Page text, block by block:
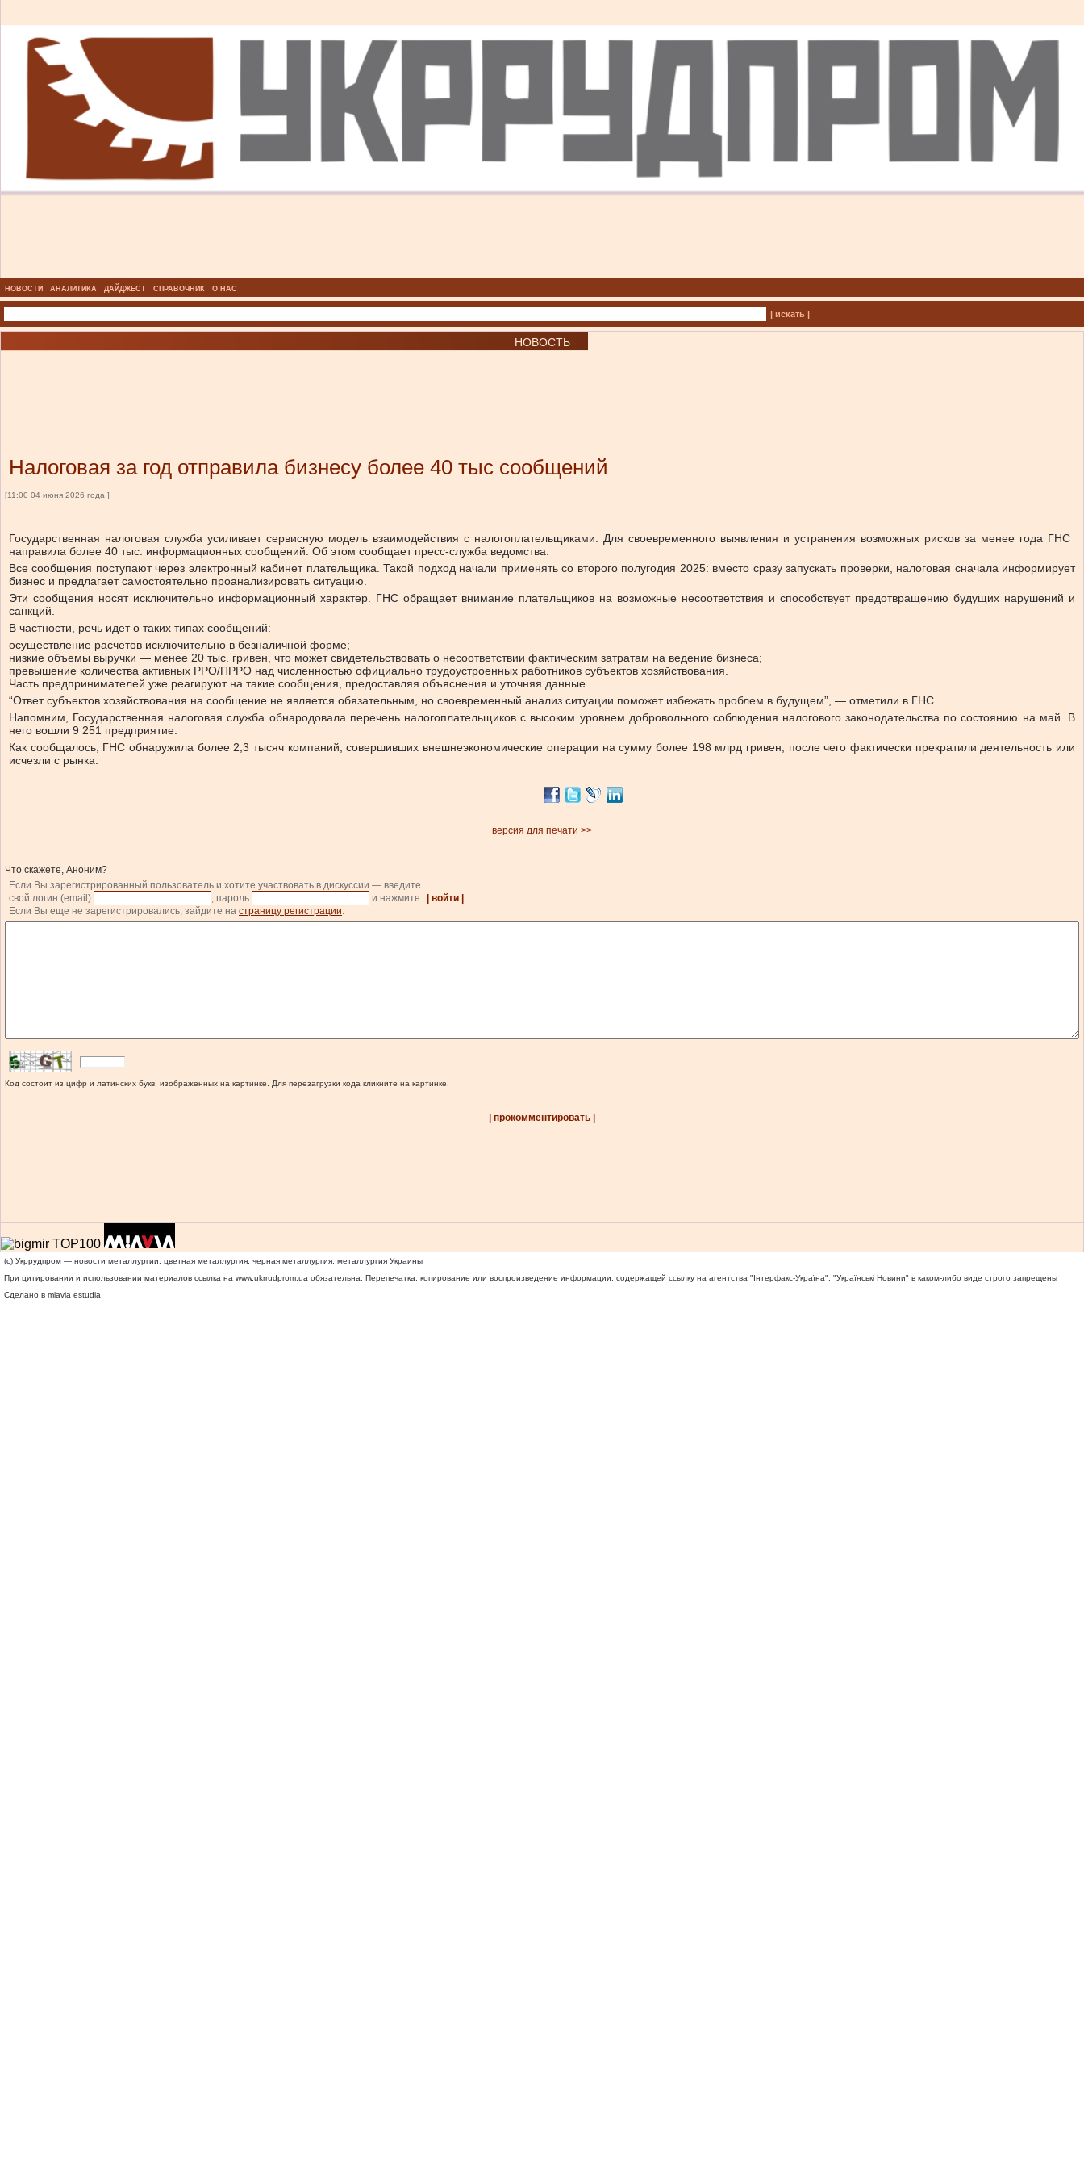
НОВОСТИ АНАЛИТИКА ДАЙДЖЕСТ СПРАВОЧНИК О НАС
| искать |
НОВОСТЬ
Налоговая за год отправила бизнесу более 40 тыс сообщений
[11:00 04 июня 2026 года ]
Государственная налоговая служба усиливает сервисную модель взаимодействия с налогоплательщиками. Для своевременного выявления и устранения возможных рисков за менее года ГНС ​​
направила более 40 тыс. информационных сообщений. Об этом сообщает пресс-служба ведомства.
Все сообщения поступают через электронный кабинет плательщика. Такой подход начали применять со второго полугодия 2025: вместо сразу запускать проверки, налоговая сначала информирует
бизнес и предлагает самостоятельно проанализировать ситуацию.
Эти сообщения носят исключительно информационный характер. ГНС обращает внимание плательщиков на возможные несоответствия и способствует предотвращению будущих нарушений и
санкций.
В частности, речь идет о таких типах сообщений:
осуществление расчетов исключительно в безналичной форме;
низкие объемы выручки — менее 20 тыс. гривен, что может свидетельствовать о несоответствии фактическим затратам на ведение бизнеса;
превышение количества активных РРО/ПРРО над численностью официально трудоустроенных работников субъектов хозяйствования.
Часть предпринимателей уже реагируют на такие сообщения, предоставляя объяснения и уточняя данные.
“Ответ субъектов хозяйствования на сообщение не является обязательным, но своевременный анализ ситуации поможет избежать проблем в будущем”, — отметили в ГНС.
Напомним, Государственная налоговая служба обнародовала перечень налогоплательщиков с высоким уровнем добровольного соблюдения налогового законодательства по состоянию на май. В
него вошли 9 251 предприятие.
Как сообщалось, ГНС обнаружила более 2,3 тысяч компаний, совершивших внешнеэкономические операции на сумму более 198 млрд гривен, после чего фактически прекратили деятельность или
исчезли с рынка.
версия для печати >>
Что скажете, Аноним?
Если Вы зарегистрированный пользователь и хотите участвовать в дискуссии — введите
свой логин (email)
, пароль и нажмите | войти |
.
Если Вы еще не зарегистрировались, зайдите на страницу регистрации.
Код состоит из цифр и латинских букв, изображенных на картинке. Для перезагрузки кода кликните на картинке.
| прокомментировать |
(c) Укррудпром — новости металлургии: цветная металлургия, черная металлургия, металлургия Украины
При цитировании и использовании материалов ссылка на www.ukrrudprom.ua обязательна. Перепечатка, копирование или воспроизведение информации, содержащей ссылку на агентства "Iнтерфакс-Україна", "Українськi Новини" в каком-либо виде строго запрещены
Сделано в miavia estudia.